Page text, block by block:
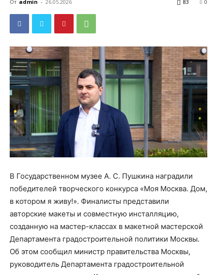
От admin - 26.05.2026 0
83
В Государственном музее А. С. Пушкина наградили
победителей творческого конкурса «Моя Москва. Дом,
в котором я живу!». Финалисты представили
авторские макеты и совместную инсталляцию,
созданную на мастер-классах в макетной мастерской
Департамента градостроительной политики Москвы.
Об этом сообщил министр правительства Москвы,
руководитель Департамента градостроительной